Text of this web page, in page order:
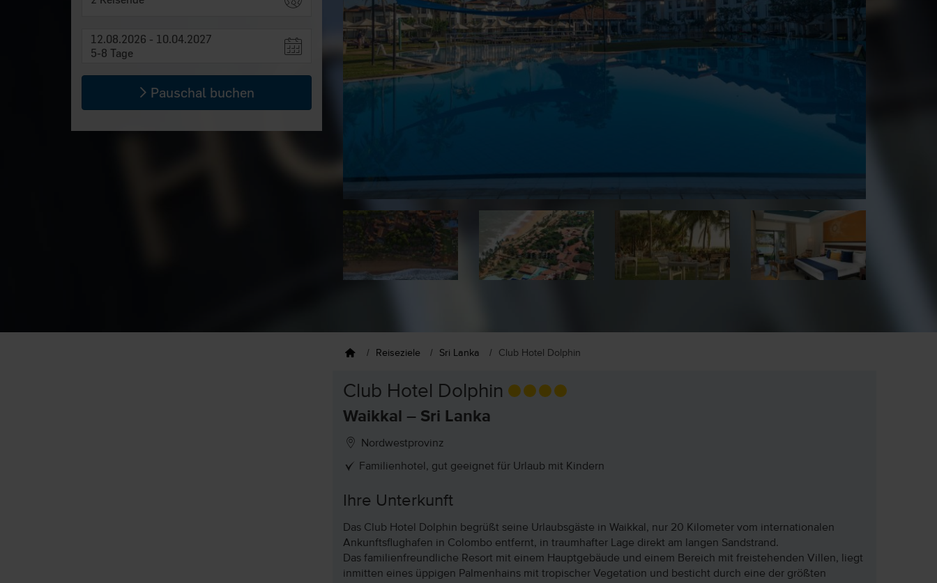
12.08.2026 - 10.04.2027
5-8 Tage
Pauschal buchen
Reiseziele Sri Lanka Club Hotel Dolphin
Club Hotel Dolphin
Waikkal – Sri Lanka
Nordwestprovinz
Familienhotel, gut geeignet für Urlaub mit Kindern
Ihre Unterkunft
Das Club Hotel Dolphin begrüßt seine Urlaubsgäste in Waikkal, nur 20 Kilometer vom internationalen
Ankunftsflughafen in Colombo entfernt, in traumhafter Lage direkt am langen Sandstrand.
Das familienfreundliche Resort mit einem Hauptgebäude und einem Bereich mit freistehenden Villen, liegt
inmitten eines üppigen Palmenhains mit tropischer Vegetation und besticht durch eine der größten